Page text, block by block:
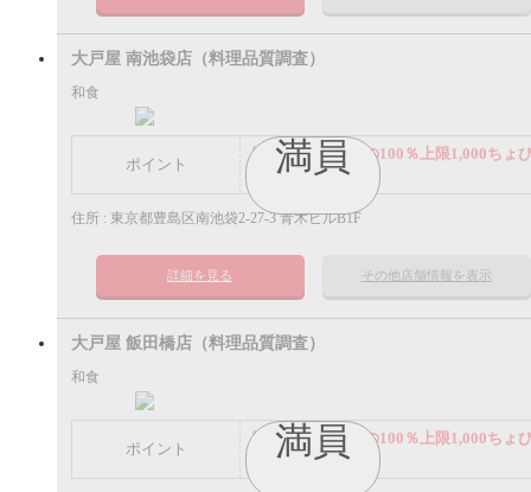
満員
大戸屋 南池袋店（料理品質調査）
和食
ポイント
謝礼： 飲食代金の100％上限1,000ちょ
ポイント
住所 : 東京都豊島区南池袋2-27-3 青木ビルB1F
詳細を見る その他店舗情報を表示
満員
大戸屋 飯田橋店（料理品質調査）
和食
ポイント
謝礼： 飲食代金の100％上限1,000ちょ
ポイント